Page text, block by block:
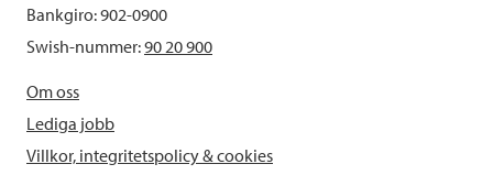
Bankgiro: 902-0900
Swish-nummer:90 20 900
Om oss
Lediga jobb
Villkor, integritetspolicy & cookies